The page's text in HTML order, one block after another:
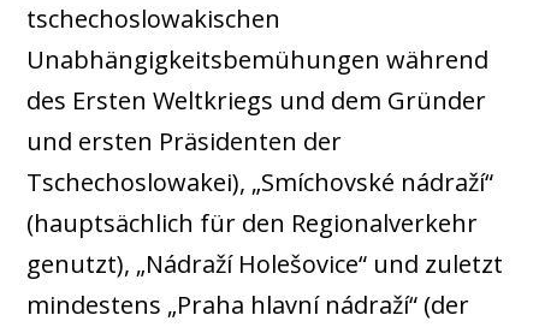
tschechoslowakischen
Unabhängigkeitsbemühungen während
des Ersten Weltkriegs und dem Gründer
und ersten Präsidenten der
Tschechoslowakei), „Smíchovské nádraží“
(hauptsächlich für den Regionalverkehr
genutzt), „Nádraží Holešovice“ und zuletzt
mindestens „Praha hlavní nádraží“ (der